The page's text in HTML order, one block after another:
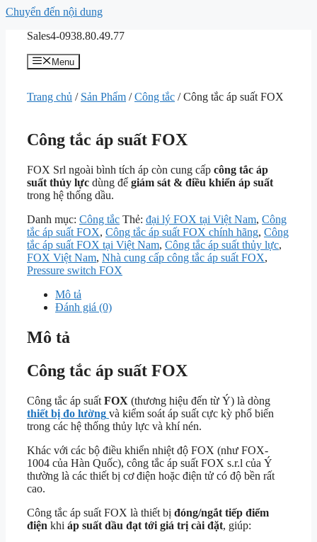
Chuyển đến nội dung
Sales4-0938.80.49.77
Menu
Trang chủ / Sản Phẩm /Công tắc / Công tắc áp suất FOX
Công tắc áp suất FOX
FOX Srl ngoài bình tích áp còn cung cấp công tắc áp
suất thủy lực dùng để giám sát & điều khiển áp suất
trong hệ thống dầu.
Danh mục: Công tắc Thẻ: đại lý FOX tại Việt Nam, Công
tắc áp suất FOX, Công tắc áp suất FOX chính hãng, Công
tắc áp suất FOX tại Việt Nam, Công tắc áp suất thủy lực,
FOX Việt Nam, Nhà cung cấp công tắc áp suất FOX,
Pressure switch FOX
Mô tả
Đánh giá (0)
Mô tả
Công tắc áp suất FOX
Công tắc áp suất FOX (thương hiệu đến từ Ý) là dòng
thiết bị đo lường và kiểm soát áp suất cực kỳ phổ biến
trong các hệ thống thủy lực và khí nén.
Khác với các bộ điều khiển nhiệt độ FOX (như FOX-
1004 của Hàn Quốc), công tắc áp suất FOX s.r.l của Ý
thường là các thiết bị cơ điện hoặc điện tử có độ bền rất
cao.
Công tắc áp suất FOX là thiết bị đóng/ngắt tiếp điểm
điện khi áp suất dầu đạt tới giá trị cài đặt, giúp: